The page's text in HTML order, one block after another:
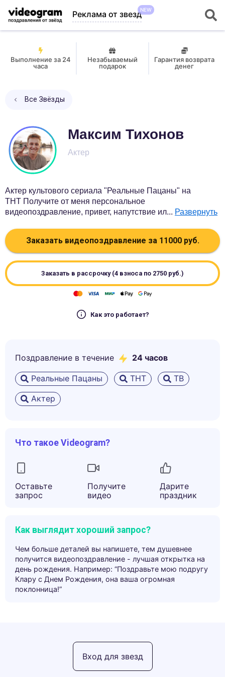
Реклама от звездNEW
Выполнение за 24
часа
Незабываемый
подарок
Гарантия возврата
денег
Все Звёзды
Максим Тихонов
Актер
Актер культового сериала "Реальные Пацаны" на
ТНТ Получите от меня персональное
видеопоздравление, привет, напутствие ил... Развернуть
Заказать видеопоздравление за 11000руб.
Заказать в рассрочку (4 взноса по 2750 руб.)
Как это работает?
Поздравление в течение 24 часов
Реальные Пацаны ТНТ
ТВ
Актер
Что такое Videogram?
Оставьте
запрос
Получите
видео
Дарите
праздник
Как выглядит хороший запрос?
Чем больше деталей вы напишете, тем душевнее
получится видеопоздравление - лучшая открытка на
день рождения. Например: “Поздравьте мою подругу
Клару с Днем Рождения, она ваша огромная
поклонница!”
Вход для звезд